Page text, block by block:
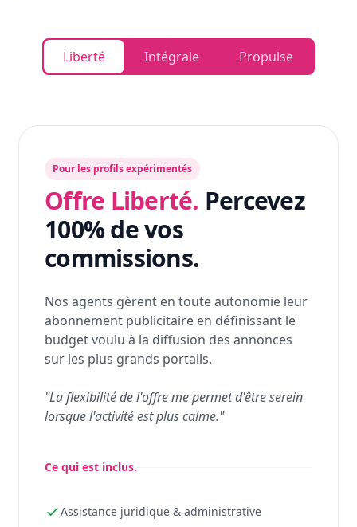
Liberté Intégrale Propulse
Pour les profils expérimentés
Offre Liberté. Percevez
100% de vos
commissions.
Nos agents gèrent en toute autonomie leur
abonnement publicitaire en définissant le
budget voulu à la diffusion des annonces
sur les plus grands portails.
"La flexibilité de l'offre me permet d'être serein
lorsque l'activité est plus calme."
Ce qui est inclus.
Assistance juridique & administrative